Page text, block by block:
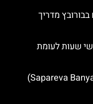
בבורובץ מדריך
שעות לעומת
בריכות תרמיות בספארבה בניה (Sapareva Banya)